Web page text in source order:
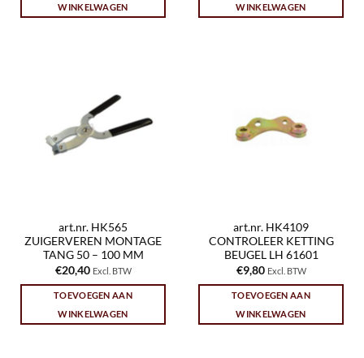
WINKELWAGEN WINKELWAGEN
art.nr. HK565
ZUIGERVEREN MONTAGE
TANG 50 – 100 MM
€20,40 Excl. BTW
TOEVOEGEN AAN
WINKELWAGEN
art.nr. HK4109
CONTROLEER KETTING
BEUGEL LH 61601
€9,80 Excl. BTW
TOEVOEGEN AAN
WINKELWAGEN